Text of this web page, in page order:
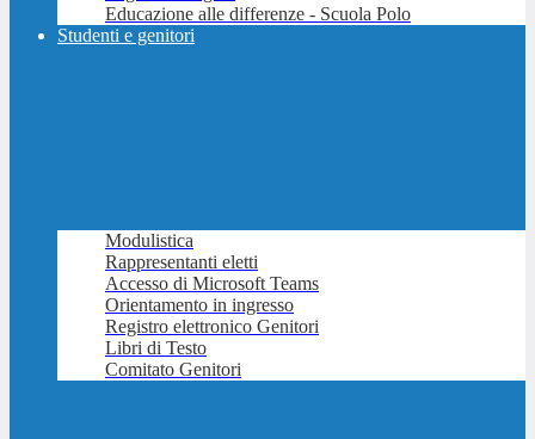
Educazione alle differenze - Scuola Polo
Studenti e genitori
Modulistica
Rappresentanti eletti
Accesso di Microsoft Teams
Orientamento in ingresso
Registro elettronico Genitori
Libri di Testo
Comitato Genitori